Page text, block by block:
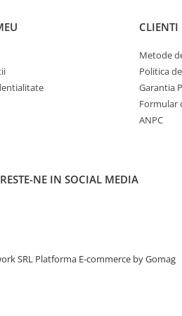
CLIENTI
Metode
Politica
Garantia
Formular
ANPC
NE IN SOCIAL MEDIA
SRL Platforma E-commerce by Gomag